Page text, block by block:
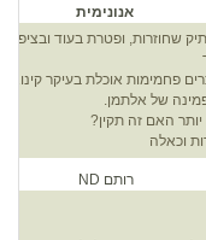
אנונימית
שחוזרות, ופטרת בעוד
פחמימות אוכלת בעיקר קינואה
של אלתמן.
האם זה תקין?
וכאלה
רותם ND